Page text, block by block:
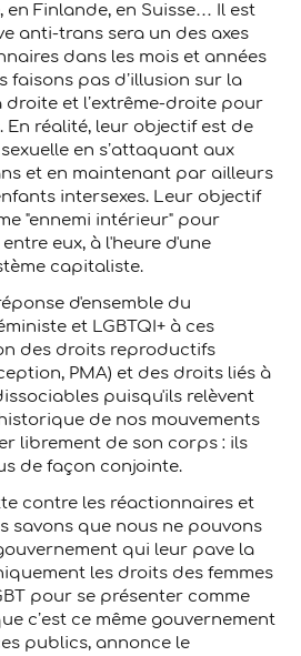
en Finlande, en Suisse… Il est
anti-trans sera un des axes
dans les mois et années
faisons pas d’illusion sur la
et l’extrême-droite pour
En réalité, leur objectif est de
en s’attaquant aux
et en maintenant par ailleurs
intersexes. Leur objectif
"ennemi intérieur" pour
eux, à l'heure d'une
capitaliste.
d'ensemble du
et LGBTQI+ à ces
des droits reproductifs
PMA) et des droits liés à
puisqu'ils relèvent
de nos mouvements
librement de son corps : ils
de façon conjointe.
contre les réactionnaires et
savons que nous ne pouvons
qui leur pave la
les droits des femmes
pour se présenter comme
c’est ce même gouvernement
publics, annonce le